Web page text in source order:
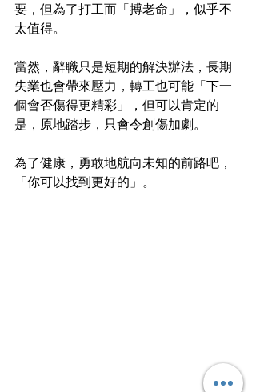
要，但為了打工而「搏老命」，似乎不
太值得。
當然，辭職只是短期的解決辦法，長期
失業也會帶來壓力，轉工也可能「下一
個會否傷得更精彩」，但可以肯定的
是，原地踏步，只會令創傷加劇。
為了健康，勇敢地航向未知的前路吧，
「你可以找到更好的」。